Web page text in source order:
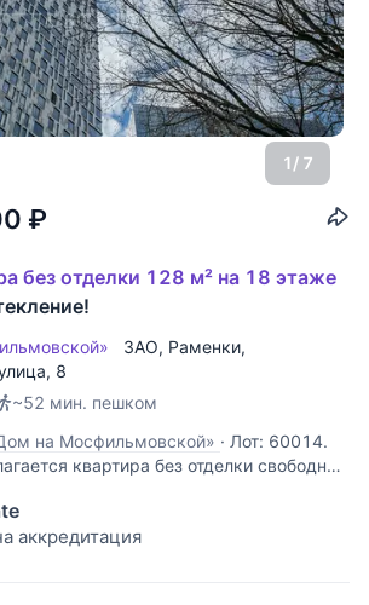
1/ 7
₽
без отделки 128 м² на 18 этаже
ЗАО, Раменки,
, 8
~52 мин. пешком
на Мосфильмовской» · Лот: 60014.
квартира без отделки свободной
150 кв.м. в ЖК "Дом на
остекление, великолепные
3,40 м. Огороженная и охраняемая
аккредитация